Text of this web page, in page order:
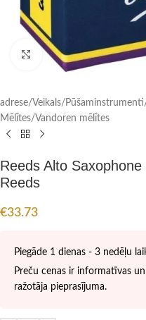
Click to enlarge
adrese/Veikals/Pūšaminstrumenti
Mēlītes/Vandoren mēlītes
Reeds Alto
Reeds
€33.73
Piegāde 1 dienas - 3 nedēļu
Preču cenas ir informatīvas
ražotāja pieprasījuma.